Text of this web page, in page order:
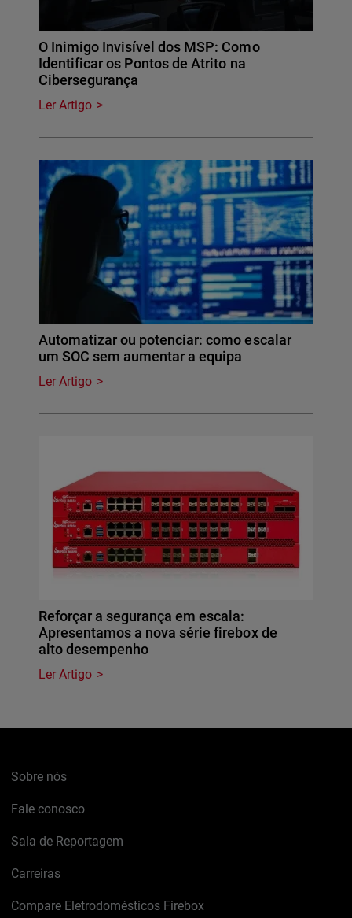
O Inimigo Invisível dos MSP: Como
Identificar os Pontos de Atrito na
Cibersegurança
Ler Artigo
Automatizar ou potenciar: como escalar
um SOC sem aumentar a equipa
Ler Artigo
Reforçar a segurança em escala:
Apresentamos a nova série firebox de
alto desempenho
Ler Artigo
Sobre nós
Fale conosco
Sala de Reportagem
Carreiras
Compare Eletrodomésticos Firebox